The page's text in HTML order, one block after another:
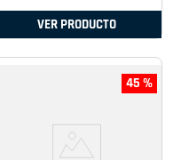
VER PRODUCTO
45 %